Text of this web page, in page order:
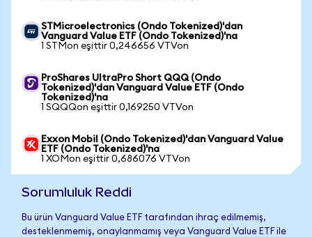
STMicroelectronics (Ondo Tokenized)'dan
Vanguard Value ETF (Ondo Tokenized)'na
1 STMon eşittir 0,246656 VTVon
ProShares UltraPro Short QQQ (Ondo
Tokenized)'dan Vanguard Value ETF (Ondo
Tokenized)'na
1 SQQQon eşittir 0,169250 VTVon
Exxon Mobil (Ondo Tokenized)'dan Vanguard Value
ETF (Ondo Tokenized)'na
1 XOMon eşittir 0,686076 VTVon
Sorumluluk Reddi
Bu ürün Vanguard Value ETF tarafından ihraç edilmemiş,
desteklenmemiş, onaylanmamış veya Vanguard Value ETF ile